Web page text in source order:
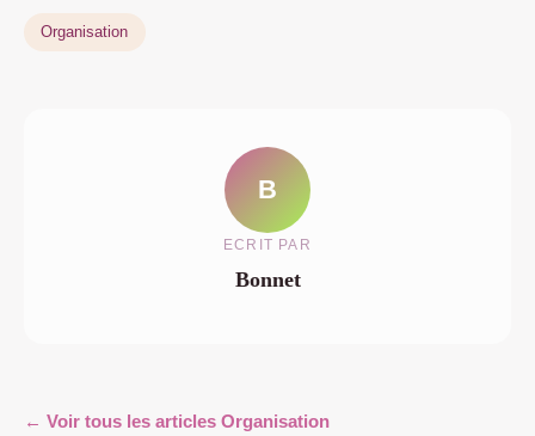
Organisation
B
ECRIT PAR
Bonnet
← Voir tous les articles Organisation